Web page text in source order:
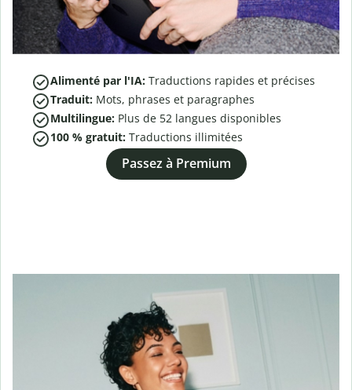
Alimenté par l'IA: Traductions rapides et précises
Traduit: Mots, phrases et paragraphes
Multilingue: Plus de 52 langues disponibles
100 % gratuit: Traductions illimitées
Passez à Premium